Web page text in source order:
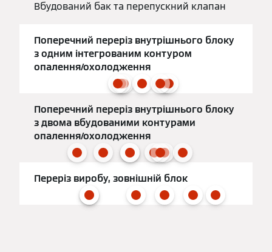
Вбудований бак та перепускний клапан
Поперечний переріз внутрішнього блоку
з одним інтегрованим контуром
опалення/охолодження
Поперечний переріз внутрішнього блоку
з двома вбудованими контурами
опалення/охолодження
Переріз виробу, зовнішній блок